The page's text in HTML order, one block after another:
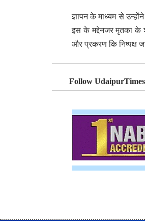
ज्ञापन के माध्यम से
इस के मद्देनजर मृतका के
और प्रकरण कि निष्पक्ष
Follow